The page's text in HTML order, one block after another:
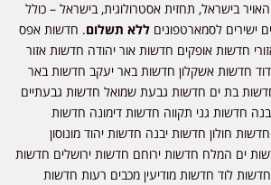
האויר בישראל, תחזית אסטרולוגית, בישראל – כולל
ישירים לסמארטפונים ללא תשלום. חדשות אפס
חדשות אופקים חדשות אור יהודה חדשות אזור
חדשות אשקלון חדשות באר יעקב חדשות באר
בת ים חדשות גבעת שמואל חדשות גבעתיים
חדשות גני תקווה חדשות דימונה חדשות
חולון חדשות יבנה חדשות יהוד מונוסון
ים המלח חדשות ירוחם חדשות ירושלים חדשות
לוד חדשות מודיעין מכבים רעות חדשות